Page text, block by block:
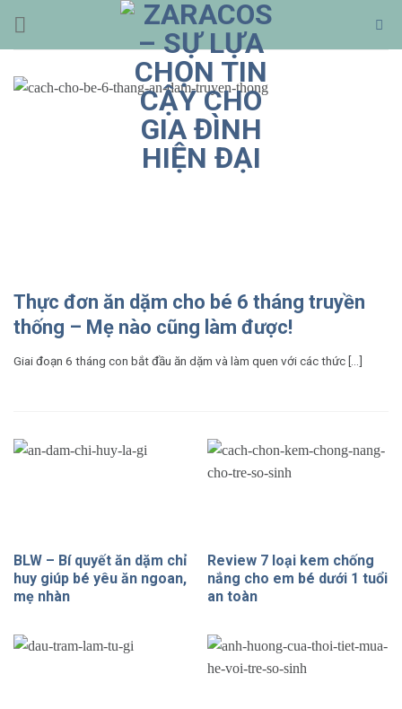
qua
nội
dung
Thực đơn ăn dặm cho bé 6 tháng truyền
thống – Mẹ nào cũng làm được!
Giai đoạn 6 tháng con bắt đầu ăn dặm và làm quen với các thức [...]
BLW – Bí quyết ăn dặm chỉ
huy giúp bé yêu ăn ngoan,
mẹ nhàn
Review 7 loại kem chống
nắng cho em bé dưới 1 tuổi
an toàn